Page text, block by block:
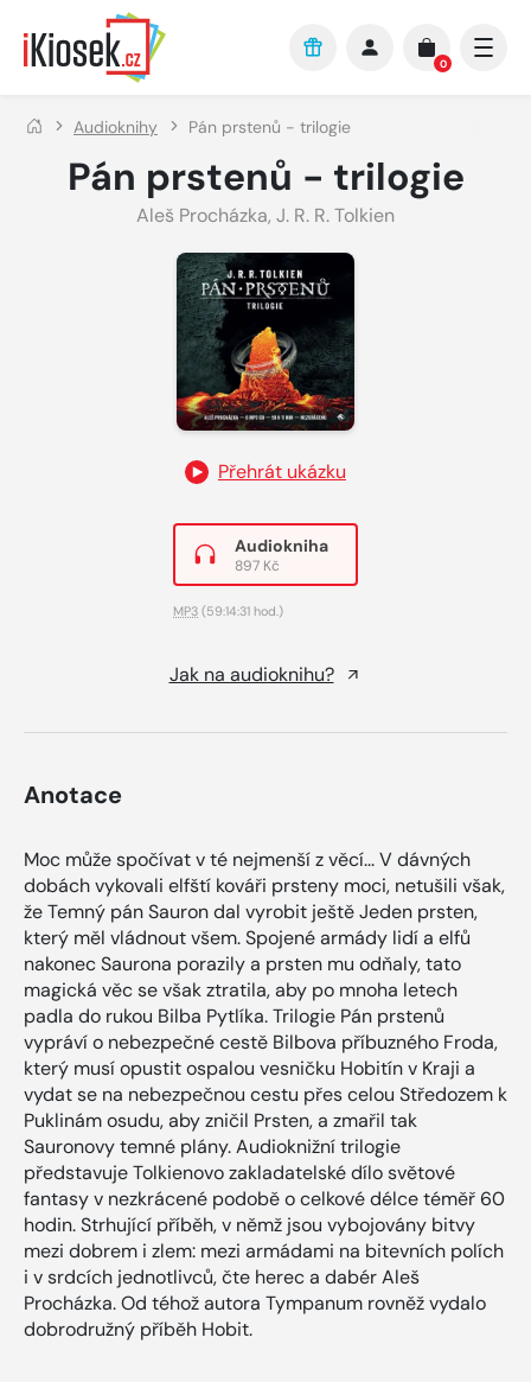
Přejít na hlavní obsah
0
Audioknihy Pán prstenů - trilogie
Pán prstenů - trilogie
Aleš Procházka, J. R. R. Tolkien
Přehrát ukázku
Audiokniha
897 Kč
MP3 (59:14:31 hod.)
Jak na audioknihu?
Anotace
Moc může spočívat v té nejmenší z věcí... V dávných
dobách vykovali elfští kováři prsteny moci, netušili však,
že Temný pán Sauron dal vyrobit ještě Jeden prsten,
který měl vládnout všem. Spojené armády lidí a elfů
nakonec Saurona porazily a prsten mu odňaly, tato
magická věc se však ztratila, aby po mnoha letech
padla do rukou Bilba Pytlíka. Trilogie Pán prstenů
vypráví o nebezpečné cestě Bilbova příbuzného Froda,
který musí opustit ospalou vesničku Hobitín v Kraji a
vydat se na nebezpečnou cestu přes celou Středozem k
Puklinám osudu, aby zničil Prsten, a zmařil tak
Sauronovy temné plány. Audioknižní trilogie
představuje Tolkienovo zakladatelské dílo světové
fantasy v nezkrácené podobě o celkové délce téměř 60
hodin. Strhující příběh, v němž jsou vybojovány bitvy
mezi dobrem i zlem: mezi armádami na bitevních polích
i v srdcích jednotlivců, čte herec a dabér Aleš
Procházka. Od téhož autora Tympanum rovněž vydalo
dobrodružný příběh Hobit.